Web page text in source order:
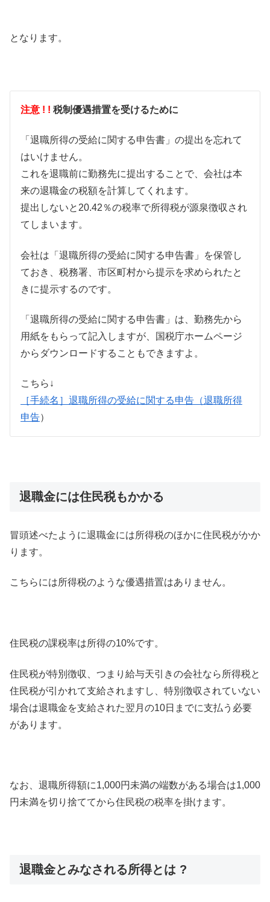
となります。
注意 ! ! 税制優遇措置を受けるために
「退職所得の受給に関する申告書」の提出を忘れて
はいけません。
これを退職前に勤務先に提出することで、会社は本
来の退職金の税額を計算してくれます。
提出しないと20.42％の税率で所得税が源泉徴収され
てしまいます。
会社は「退職所得の受給に関する申告書」を保管し
ておき、税務署、市区町村から提示を求められたと
きに提示するのです。
「退職所得の受給に関する申告書」は、勤務先から
用紙をもらって記入しますが、国税庁ホームページ
からダウンロードすることもできますよ。
こちら↓
［手続名］退職所得の受給に関する申告（退職所得
申告）
退職金には住民税もかかる
冒頭述べたように退職金には所得税のほかに住民税がかか
ります。
こちらには所得税のような優遇措置はありません。
住民税の課税率は所得の10%です。
住民税が特別徴収、つまり給与天引きの会社なら所得税と
住民税が引かれて支給されますし、特別徴収されていない
場合は退職金を支給された翌月の10日までに支払う必要
があります。
なお、退職所得額に1,000円未満の端数がある場合は1,000
円未満を切り捨ててから住民税の税率を掛けます。
退職金とみなされる所得とは ?